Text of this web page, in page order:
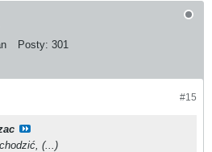
Posty: 301
#15
(...)